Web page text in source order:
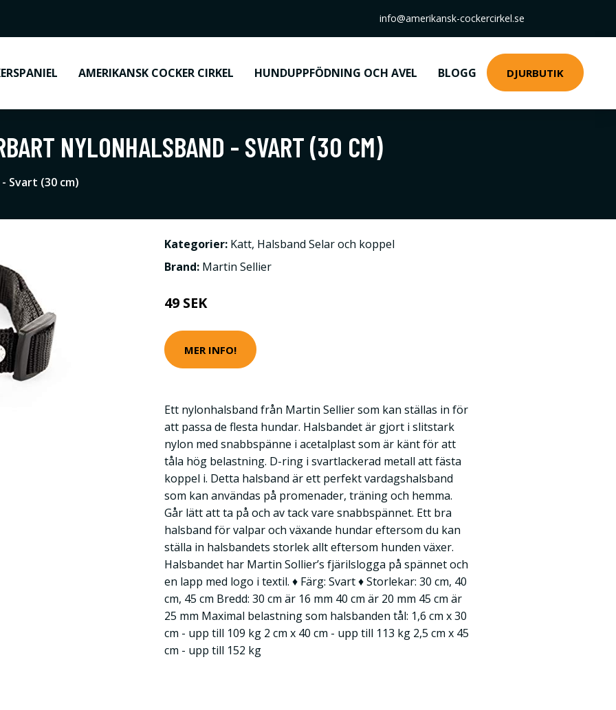
info@amerikansk-cockercirkel.se
AMERIKANSK COCKER CIRKEL HUNDUPPFÖDNING OCH AVEL BLOGG DJURBUTIK
NYLONHALSBAND - SVART (30 CM)
Svart (30 cm)
Kategorier: Katt, Halsband Selar och koppel
Brand: Martin Sellier
49 SEK
MER INFO!
Ett nylonhalsband från Martin Sellier som kan ställas in för
att passa de flesta hundar. Halsbandet är gjort i slitstark
nylon med snabbspänne i acetalplast som är känt för att
tåla hög belastning. D-ring i svartlackerad metall att fästa
koppel i. Detta halsband är ett perfekt vardagshalsband
som kan användas på promenader, träning och hemma.
Går lätt att ta på och av tack vare snabbspännet. Ett bra
halsband för valpar och växande hundar eftersom du kan
ställa in halsbandets storlek allt eftersom hunden växer.
Halsbandet har Martin Sollier’s fjärilslogga på spännet och
en lapp med logo i textil. ♦ Färg: Svart ♦ Storlekar: 30 cm, 40
cm, 45 cm Bredd: 30 cm är 16 mm 40 cm är 20 mm 45 cm är
25 mm Maximal belastning som halsbanden tål: 1,6 cm x 30
cm - upp till 109 kg 2 cm x 40 cm - upp till 113 kg 2,5 cm x 45
cm - upp till 152 kg